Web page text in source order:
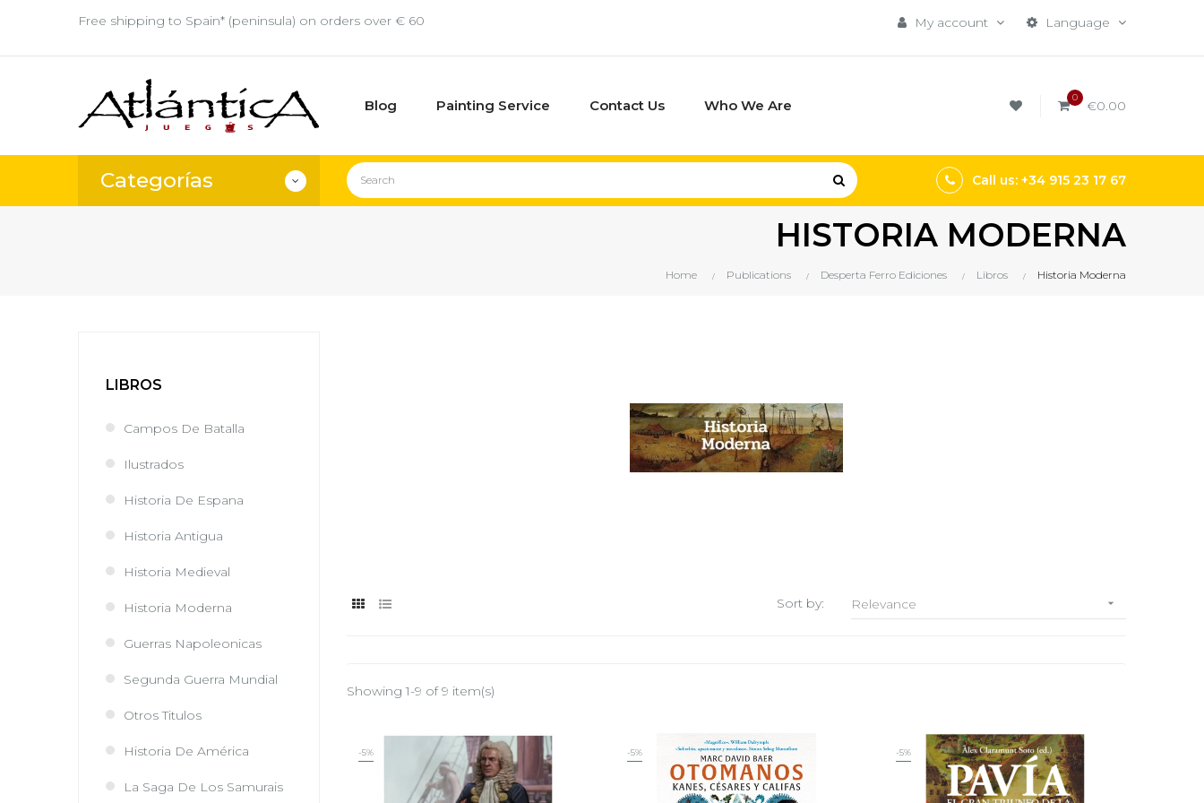
Free shipping to Spain* (peninsula) on orders over € 60 Language
My account
Blog Painting Service Contact Us Who We Are 0 €0.00
Categorías Call us: +34 915 23 17 67
HISTORIA MODERNA
Home Publications Desperta Ferro Ediciones Libros Historia Moderna
LIBROS
Campos De Batalla
Ilustrados
Historia De Espana
Historia Antigua
Historia Medieval
Historia Moderna
Guerras Napoleonicas
Segunda Guerra Mundial
Otros Titulos
Historia De América
La Saga De Los Samurais
Sort by: Relevance 
Showing 1-9 of 9 item(s)
-5% -5% -5%